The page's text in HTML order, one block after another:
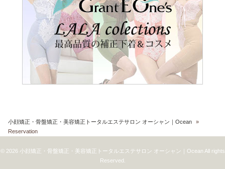
小顔矯正・骨盤矯正・美容矯正トータルエステサロン オーシャン｜Ocean
»
Reservation
© 2026 小顔矯正・骨盤矯正・美容矯正トータルエステサロン オーシャン｜Ocean All rights
Reserved.